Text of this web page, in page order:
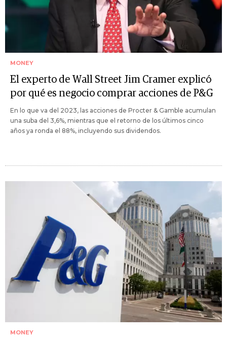
MONEY
El experto de Wall Street Jim Cramer explicó
por qué es negocio comprar acciones de P&G
En lo que va del 2023, las acciones de Procter & Gamble acumulan
una suba del 3,6%, mientras que el retorno de los últimos cinco
años ya ronda el 88%, incluyendo sus dividendos.
MONEY